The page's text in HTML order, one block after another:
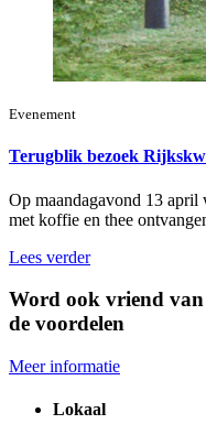
Evenement
Terugblik bezoek
Op maandagavond 13 april
met koffie en thee
Lees verder
Word ook vriend van
de voordelen
Meer informatie
Lokaal